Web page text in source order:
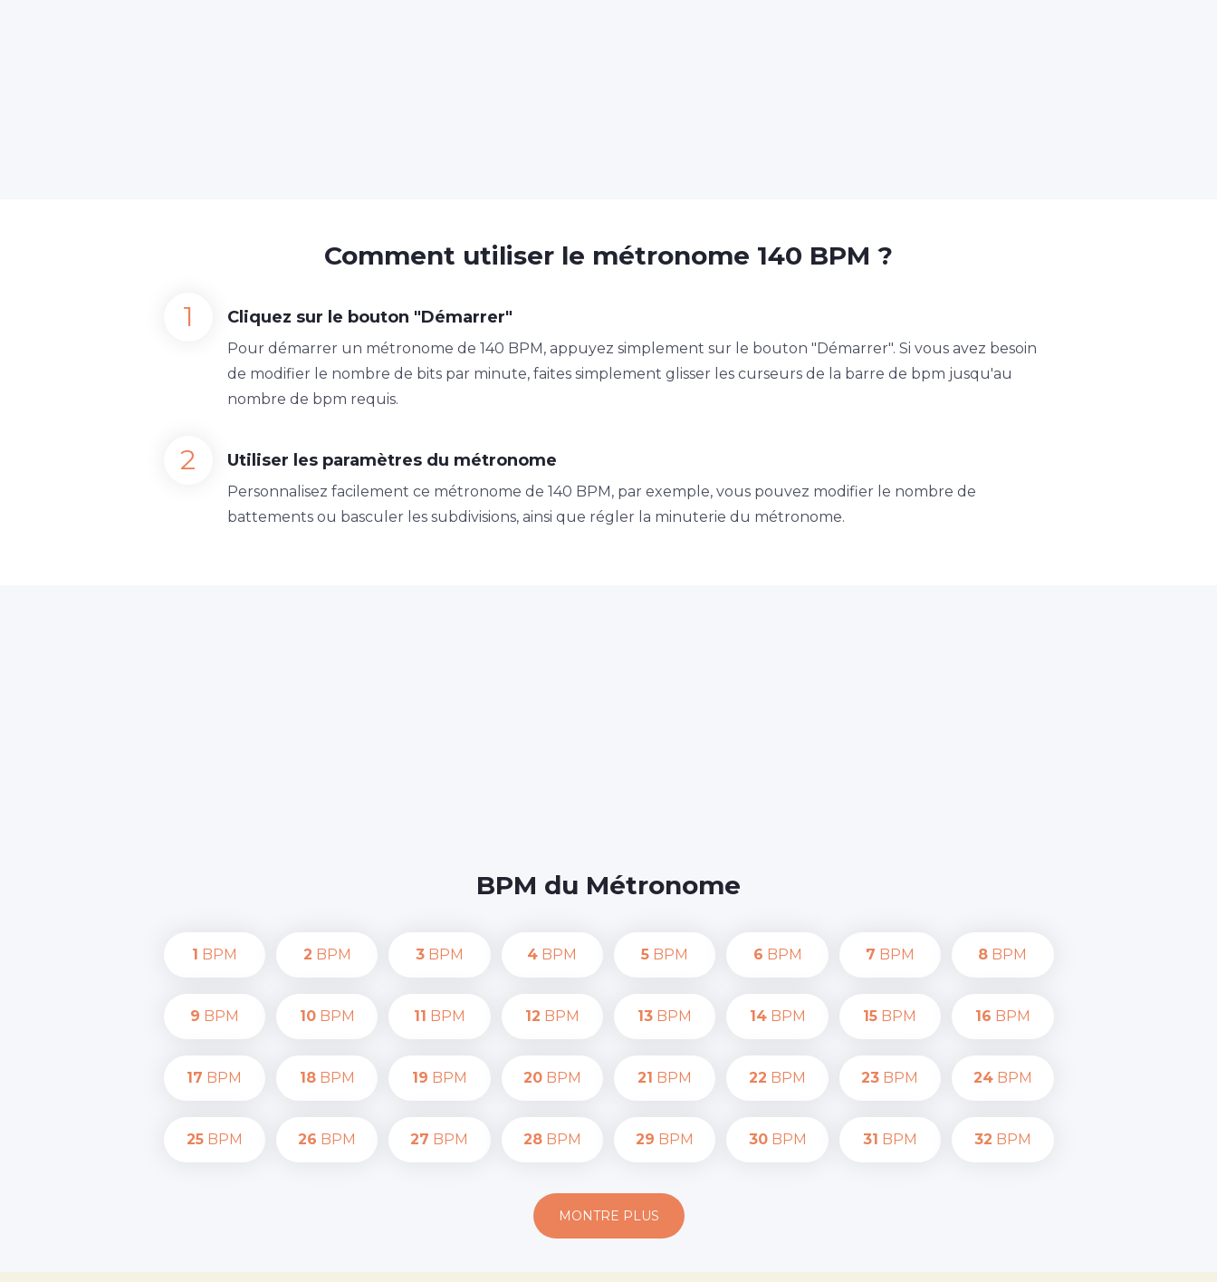
Comment utiliser le métronome 140 BPM ?
Cliquez sur le bouton "Démarrer"
Pour démarrer un métronome de 140 BPM, appuyez simplement sur le bouton "Démarrer". Si vous avez besoin
de modifier le nombre de bits par minute, faites simplement glisser les curseurs de la barre de bpm jusqu'au
nombre de bpm requis.
Utiliser les paramètres du métronome
Personnalisez facilement ce métronome de 140 BPM, par exemple, vous pouvez modifier le nombre de
battements ou basculer les subdivisions, ainsi que régler la minuterie du métronome.
BPM du Métronome
1 BPM 2 BPM 3BPM 4 BPM 5 BPM 6 BPM 7 BPM 8 BPM
9 BPM 10BPM 11 BPM 12 BPM 13 BPM 14BPM 15 BPM 16 BPM
17 BPM 18BPM 19 BPM 20BPM 21 BPM 22 BPM 23 BPM 24BPM
25BPM 26 BPM 27 BPM 28BPM 29 BPM 30BPM 31 BPM 32 BPM
MONTRE PLUS